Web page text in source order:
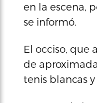
en la escena,
se informó.
El occiso, que
de
tenis blancas y